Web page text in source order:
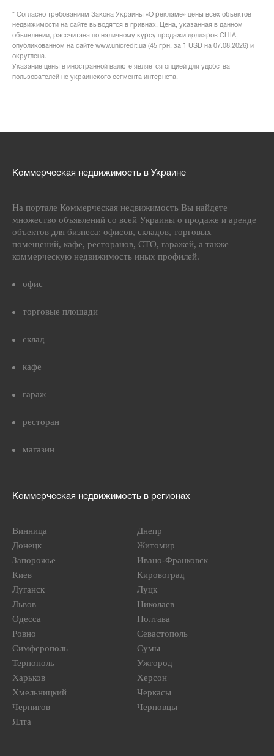
* Согласно требованиям Закона Украины «О рекламе» цены всех объектов
недвижимости на сайте выводятся в гривнах. Цена, указанная в данном
объявлении, рассчитана по наличному курсу продажи долларов США,
опубликованном на сайте www.unicredit.ua (45 грн. за 1 USD на 07.08.2026) и
округлена.
Указание цены в иностранной валюте является опцией для удобства
пользователей не украинского сегмента интернета.
Коммерческая недвижимость в Украине
На портале Коммерческая недвижимость Вы найдете
множество объявлений со всей Украины о продаже и аренде
объектов для бизнеса: офисов, складов, торговых
помещений, кафе, ресторанов, СТО, гаражей, а также
коммерческую недвижимость иных профилей.
офис
торговые площади
склад
кафе
гараж
ресторан
магазин
Коммерческая недвижимость в регионах
Винница
Днепр
Донецк
Житомир
Запорожье
Ивано-Франковск
Киев
Кировоград
Луганск
Луцк
Львов
Николаев
Одесса
Полтава
Ровно
Севастополь
Симферополь
Сумы
Тернополь
Ужгород
Харьков
Херсон
Хмельницкий
Черкасы
Чернигов
Черновцы
Ялта